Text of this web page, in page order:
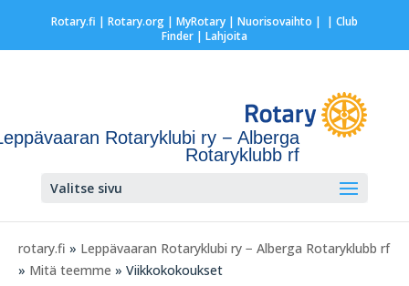
Rotary.fi | Rotary.org| MyRotary | Nuorisovaihto | | Club
Finder| Lahjoita
Rotaryklubi ry − Alberga
Rotaryklubb rf
Valitse sivu
rotary.fi » Leppävaaran Rotaryklubi ry − Alberga Rotaryklubb rf
» Mitä teemme » Viikkokokoukset